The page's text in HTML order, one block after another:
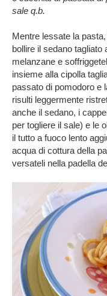
sale q.b.
Mentre lessate la
bollire il sedano tagliato
melanzane e
insieme alla cipolla
passato di pomodoro e
risulti leggermente
anche il sedano, i
per togliere il sale) e le
il tutto a fuoco lento
acqua di cottura della
versateli nella padella